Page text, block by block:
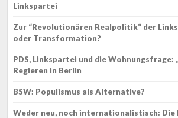
Linkspartei
Zur “Revolutionären Realpolitik” der
oder Transformation?
PDS, Linkspartei und die Wohnungsfrage:
Regieren in Berlin
BSW: Populismus als Alternative?
Weder neu, noch internationalistisch: Die